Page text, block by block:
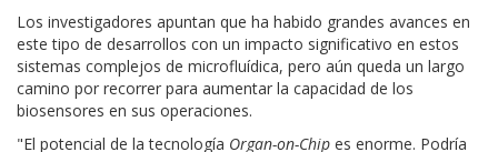
Los investigadores apuntan que ha habido grandes avances en
este tipo de desarrollos con un impacto significativo en estos
sistemas complejos de microfluídica, pero aún queda un largo
camino por recorrer para aumentar la capacidad de los
biosensores en sus operaciones.
"El potencial de la tecnología Organ-on-Chip es enorme. Podría